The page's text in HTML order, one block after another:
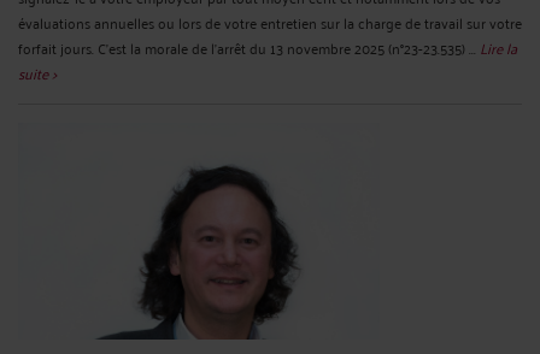
évaluations annuelles ou lors de votre entretien sur la charge de travail sur votre
forfait jours. C’est la morale de l’arrêt du 13 novembre 2025 (n°23-23.535) ... Lire la
suite >